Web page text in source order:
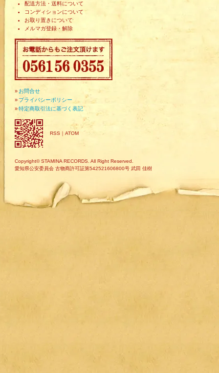
配送方法・送料について
コンディションについて
お取り置きについて
メルマガ登録・解除
» お問合せ
» プライバシーポリシー
»特定商取引法に基づく表記
RSS ｜ ATOM
Copyright© STAMINA RECORDS. All Right Reserved.
愛知県公安委員会 古物商許可証第542521606800号 武田 佳樹